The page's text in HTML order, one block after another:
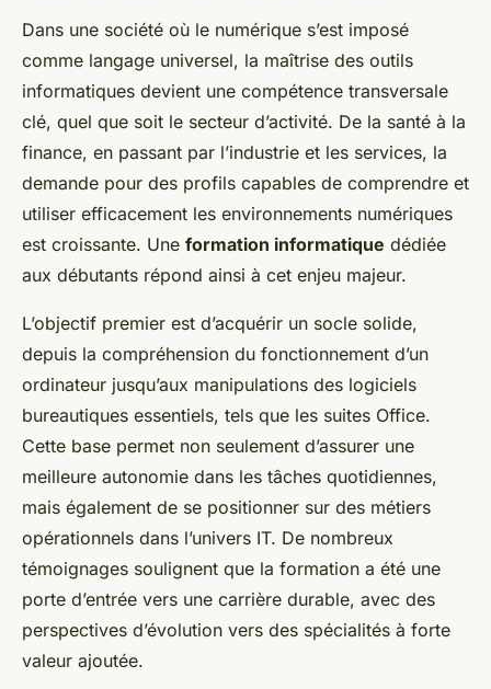
Dans une société où le numérique s’est imposé
comme langage universel, la maîtrise des outils
informatiques devient une compétence transversale
clé, quel que soit le secteur d’activité. De la santé à la
finance, en passant par l’industrie et les services, la
demande pour des profils capables de comprendre et
utiliser efficacement les environnements numériques
est croissante. Une formation informatique dédiée
aux débutants répond ainsi à cet enjeu majeur.
L’objectif premier est d’acquérir un socle solide,
depuis la compréhension du fonctionnement d’un
ordinateur jusqu’aux manipulations des logiciels
bureautiques essentiels, tels que les suites Office.
Cette base permet non seulement d’assurer une
meilleure autonomie dans les tâches quotidiennes,
mais également de se positionner sur des métiers
opérationnels dans l’univers IT. De nombreux
témoignages soulignent que la formation a été une
porte d’entrée vers une carrière durable, avec des
perspectives d’évolution vers des spécialités à forte
valeur ajoutée.